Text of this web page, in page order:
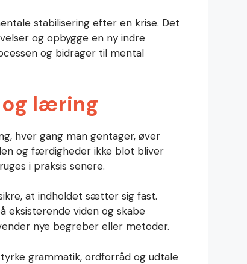
stabilisering efter en krise. Det
og opbygge en ny indre
og bidrager til mental
og læring
hver gang man gentager, øver
og færdigheder ikke blot bliver
i praksis senere.
at indholdet sætter sig fast.
eksisterende viden og skabe
nye begreber eller metoder.
grammatik, ordforråd og udtale